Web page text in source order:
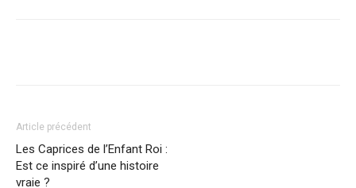
Article précédent
Les Caprices de l’Enfant Roi :
Est ce inspiré d’une histoire
vraie ?